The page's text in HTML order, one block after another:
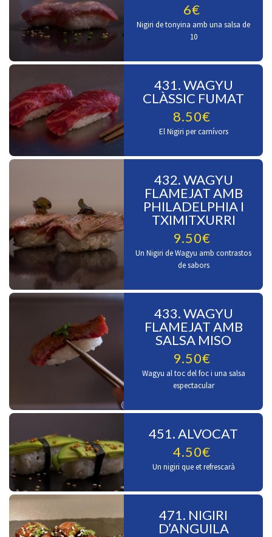
6€
Nigiri de tonyina amb una salsa de
10
431. WAGYU
CLÀSSIC FUMAT
8.50€
El Nigiri per carnívors
432. WAGYU
FLAMEJAT AMB
PHILADELPHIA I
TXIMITXURRI
9.50€
Un Nigiri de Wagyu amb contrastos
de sabors
433. WAGYU
FLAMEJAT AMB
SALSA MISO
9.50€
Wagyu al toc del foc i una salsa
espectacular
451. ALVOCAT
4.50€
Un nigiri que et refrescarà
471. NIGIRI
D’ANGUILA